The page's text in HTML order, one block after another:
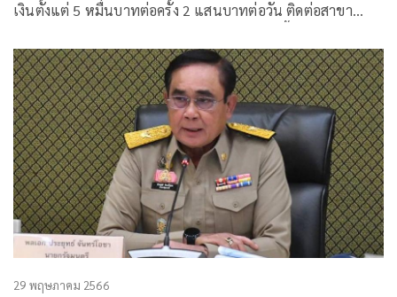
เงินตั้งแต่ 5 หมื่นบาทต่อครั้ง 2 แสนบาทต่อวัน ติดต่อสาขา
แบงก์พร้อมบริการแล้ว
29 พฤษภาคม 2566